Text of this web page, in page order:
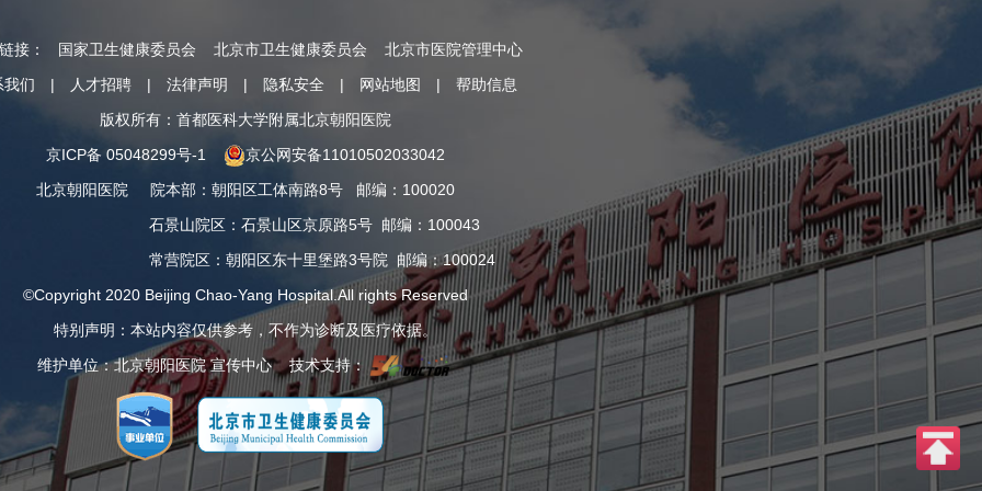
接： 国家卫生健康委员会 北京市卫生健康委员会
北京市医院管理中心
我们
| 人才招聘 | 法律声明 | 隐私安全 | 网站地图 |
帮助信息
版权所有：首都医科大学附属北京朝阳医院
京ICP备 05048299号-1
京公网安备11010502033042
北京朝阳医院
院本部 ： 朝阳区工体南路8号 邮编：100020
石景山院区 ： 石景山区京原路5号 邮编：100043
常营院区 ： 朝阳区东十里堡路3号院 邮编：100024
©Copyright 2020 Beijing Chao-Yang Hospital.All rights Reserved
特别声明：本站内容仅供参考，不作为诊断及医疗依据。
维护单位：北京朝阳医院 宣传中心 技术支持：